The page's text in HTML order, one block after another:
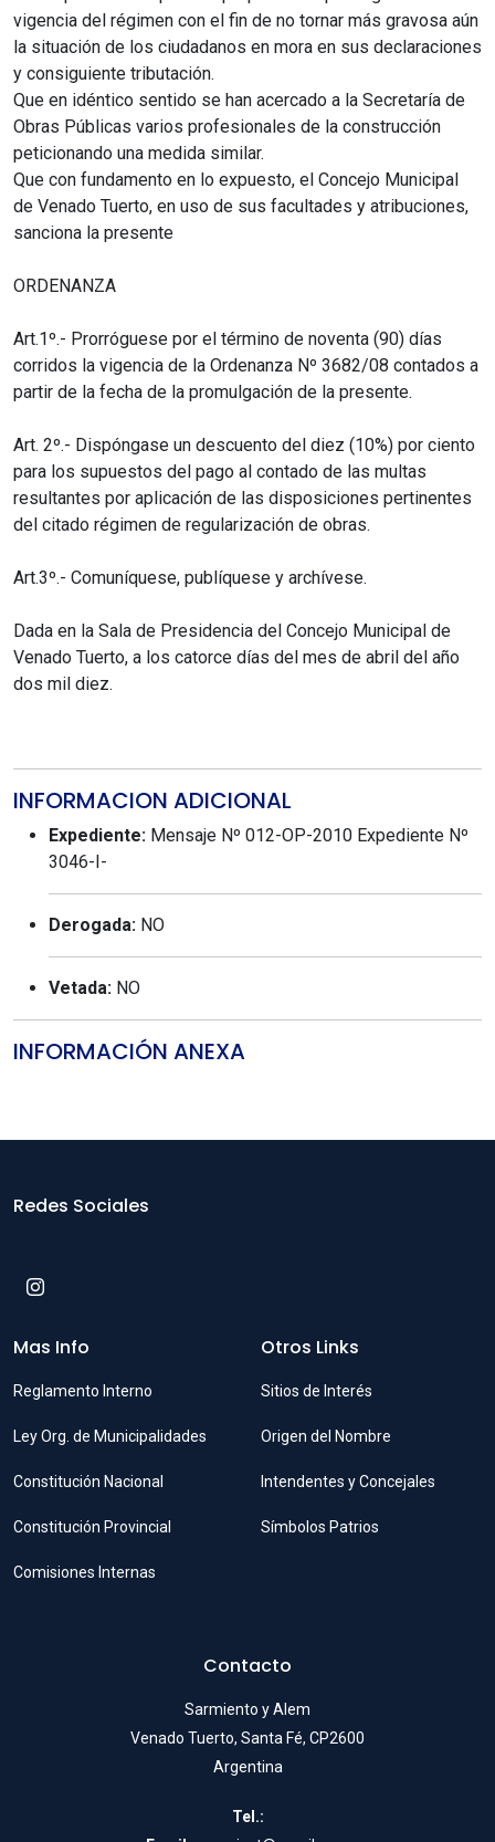
vigencia del régimen con el fin de no tornar más gravosa aún
la situación de los ciudadanos en mora en sus declaraciones
y consiguiente tributación.
Que en idéntico sentido se han acercado a la Secretaría de
Obras Públicas varios profesionales de la construcción
peticionando una medida similar.
Que con fundamento en lo expuesto, el Concejo Municipal
de Venado Tuerto, en uso de sus facultades y atribuciones,
sanciona la presente
ORDENANZA
Art.1º.- Prorróguese por el término de noventa (90) días
corridos la vigencia de la Ordenanza Nº 3682/08 contados a
partir de la fecha de la promulgación de la presente.
Art. 2º.- Dispóngase un descuento del diez (10%) por ciento
para los supuestos del pago al contado de las multas
resultantes por aplicación de las disposiciones pertinentes
del citado régimen de regularización de obras.
Art.3º.- Comuníquese, publíquese y archívese.
Dada en la Sala de Presidencia del Concejo Municipal de
Venado Tuerto, a los catorce días del mes de abril del año
dos mil diez.
INFORMACION ADICIONAL
Expediente: Mensaje Nº 012-OP-2010 Expediente Nº
3046-I-
Derogada: NO
Vetada: NO
INFORMACIÓN ANEXA
Redes Sociales
Mas Info
Reglamento Interno
Ley Org. de Municipalidades
Constitución Nacional
Constitución Provincial
Comisiones Internas
Otros Links
Sitios de Interés
Origen del Nombre
Intendentes y Concejales
Símbolos Patrios
Contacto
Sarmiento y Alem
Venado Tuerto, Santa Fé, CP2600
Argentina
Tel.: